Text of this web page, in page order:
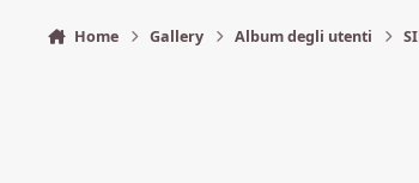
Home Gallery Album degli utenti